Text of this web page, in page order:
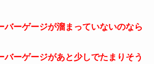
バーゲージが溜まっていないのなら
バーゲージがあと少しでたまりそう